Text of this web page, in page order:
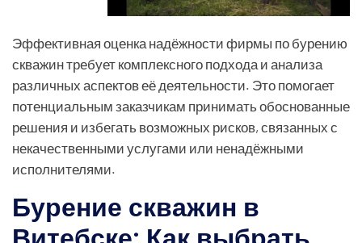
Эффективная оценка надёжности фирмы по бурению
скважин требует комплексного подхода и анализа
различных аспектов её деятельности. Это помогает
потенциальным заказчикам принимать обоснованные
решения и избегать возможных рисков, связанных с
некачественными услугами или ненадёжными
исполнителями.
Бурение скважин в